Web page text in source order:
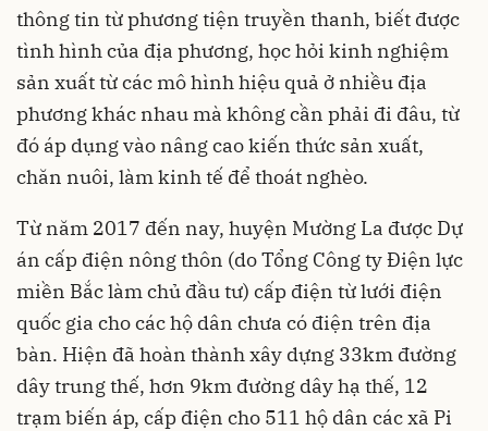
thông tin từ phương tiện truyền thanh, biết được
tình hình của địa phương, học hỏi kinh nghiệm
sản xuất từ các mô hình hiệu quả ở nhiều địa
phương khác nhau mà không cần phải đi đâu, từ
đó áp dụng vào nâng cao kiến thức sản xuất,
chăn nuôi, làm kinh tế để thoát nghèo.
Từ năm 2017 đến nay, huyện Mường La được Dự
án cấp điện nông thôn (do Tổng Công ty Điện lực
miền Bắc làm chủ đầu tư) cấp điện từ lưới điện
quốc gia cho các hộ dân chưa có điện trên địa
bàn. Hiện đã hoàn thành xây dựng 33km đường
dây trung thế, hơn 9km đường dây hạ thế, 12
trạm biến áp, cấp điện cho 511 hộ dân các xã Pi